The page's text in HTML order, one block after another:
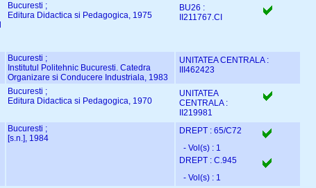
Bucuresti ;
Editura Didactica si Pedagogica, 1975
BU26 :
II211767.CI
Bucuresti ;
Institutul Politehnic Bucuresti. Catedra
Organizare si Conducere Industriala, 1983
UNITATEA CENTRALA :
III462423
Bucuresti ;
Editura Didactica si Pedagogica, 1970
UNITATEA
CENTRALA :
II219981
Bucuresti ;
[s.n.], 1984
DREPT : 65/C72
- Vol(s) : 1
DREPT : C.945
- Vol(s) : 1